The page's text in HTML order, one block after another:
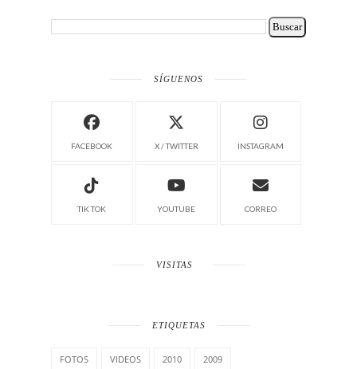
SÍGUENOS
FACEBOOK X / TWITTER INSTAGRAM
TIK TOK YOUTUBE CORREO
VISITAS
ETIQUETAS
FOTOS VIDEOS 2010 2009